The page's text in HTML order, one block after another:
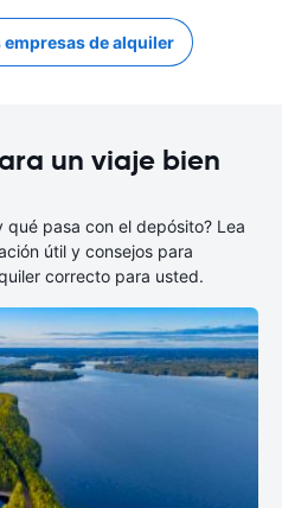
de alquiler
un viaje bien
pasa con el depósito? Lea
útil y consejos para
correcto para usted.